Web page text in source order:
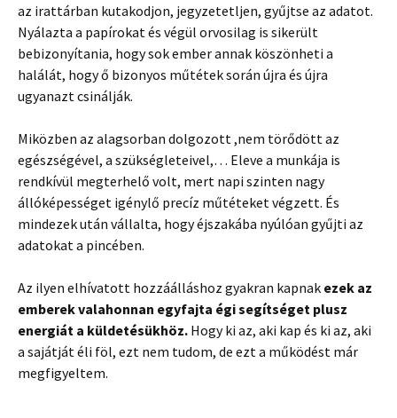
az irattárban kutakodjon, jegyzetetljen, gyűjtse az adatot.
Nyálazta a papírokat és végül orvosilag is sikerült
bebizonyítania, hogy sok ember annak köszönheti a
halálát, hogy ő bizonyos műtétek során újra és újra
ugyanazt csinálják.
Miközben az alagsorban dolgozott ,nem törődött az
egészségével, a szükségleteivel,… Eleve a munkája is
rendkívül megterhelő volt, mert napi szinten nagy
állóképességet igénylő precíz műtéteket végzett. És
mindezek után vállalta, hogy éjszakába nyúlóan gyűjti az
adatokat a pincében.
Az ilyen elhívatott hozzáálláshoz gyakran kapnak ezek az
emberek valahonnan egyfajta égi segítséget plusz
energiát a küldetésükhöz. Hogy ki az, aki kap és ki az, aki
a sajátját éli föl, ezt nem tudom, de ezt a működést már
megfigyeltem.